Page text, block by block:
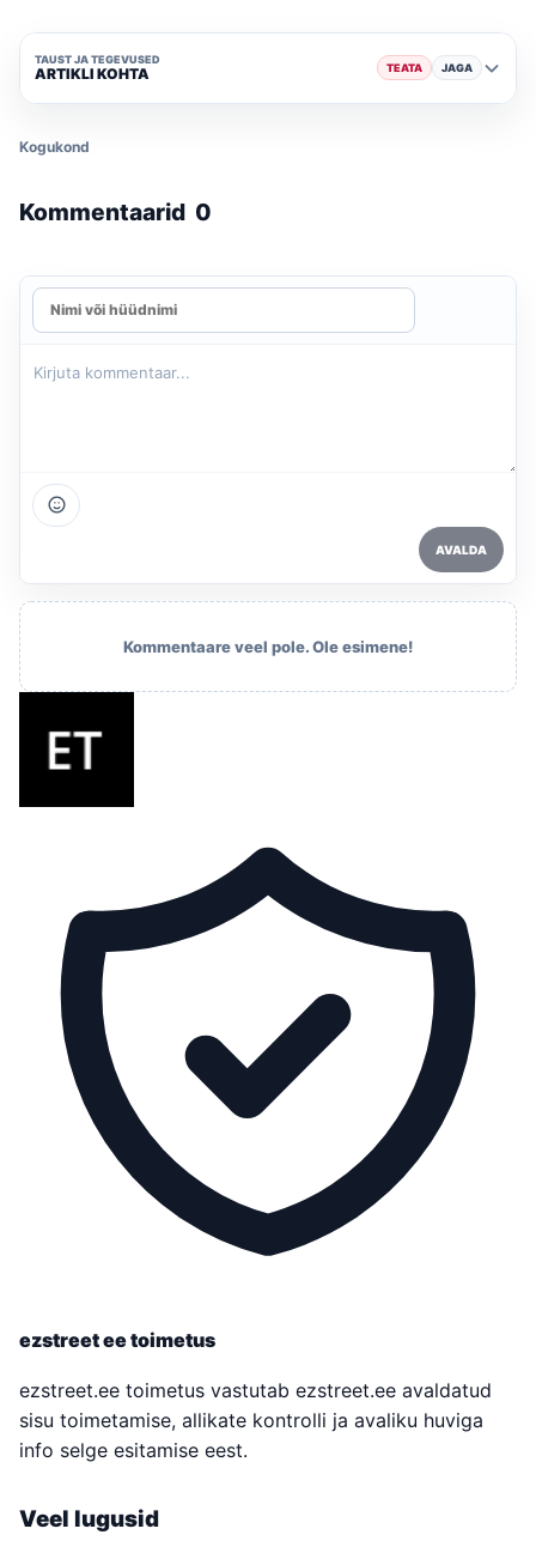
TAUST JA TEGEVUSED
ARTIKLI KOHTA TEATA JAGA
Kogukond
Kommentaarid 0
AVALDA
Kommentaare veel pole. Ole esimene!
ezstreet ee toimetus
ezstreet.ee toimetus vastutab ezstreet.ee avaldatud
sisu toimetamise, allikate kontrolli ja avaliku huviga
info selge esitamise eest.
Veel lugusid